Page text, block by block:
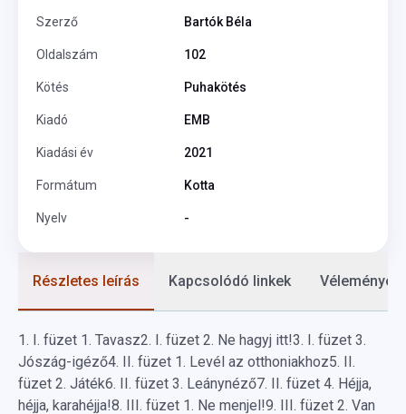
Szerző Bartók Béla
Oldalszám 102
Kötés Puhakötés
Kiadó EMB
Kiadási év 2021
Formátum Kotta
Nyelv -
Részletes leírás Kapcsolódó linkek Vélemények
1. I. füzet 1. Tavasz2. I. füzet 2. Ne hagyj itt!3. I. füzet 3.
Jószág-igéző4. II. füzet 1. Levél az otthoniakhoz5. II.
füzet 2. Játék6. II. füzet 3. Leánynéző7. II. füzet 4. Héjja,
héjja, karahéjja!8. III. füzet 1. Ne menjel!9. III. füzet 2. Van